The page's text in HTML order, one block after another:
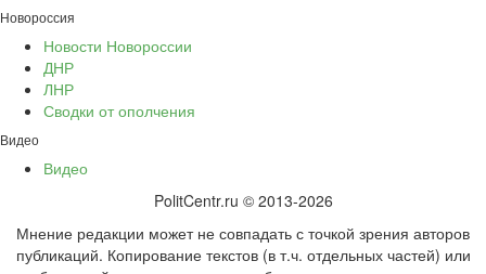
Новороссия
Новости Новороссии
ДНР
ЛНР
Сводки от ополчения
Видео
Видео
PolitCentr.ru © 2013-2026
Мнение редакции может не совпадать с точкой зрения авторов
публикаций. Копирование текстов (в т.ч. отдельных частей) или